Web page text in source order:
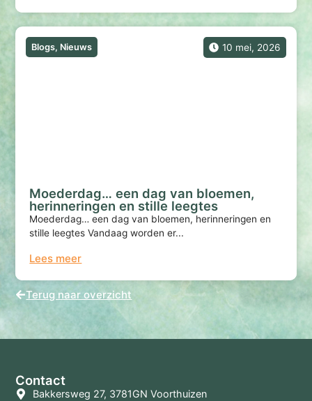
10 mei, 2026
Blogs, Nieuws
Moederdag… een dag van bloemen,
herinneringen en stille leegtes
Moederdag… een dag van bloemen, herinneringen en
stille leegtes Vandaag worden er...
Lees meer
Terug naar overzicht
Contact
Bakkersweg 27, 3781GN Voorthuizen